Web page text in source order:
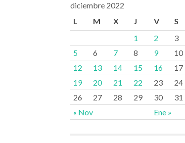
diciembre 2022
L
M X J V S
« Nov Ene »
1 2 3
5
6 7 8 9 10
12
13 14 15 16 17
19
20 21 22 23 24
26
27 28 29 30 31